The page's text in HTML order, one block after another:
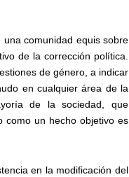
comunidad equis sobre
de la corrección política.
de género, a indicar
en cualquier área de la
de la sociedad, que
como un hecho objetivo es
en la modificación del